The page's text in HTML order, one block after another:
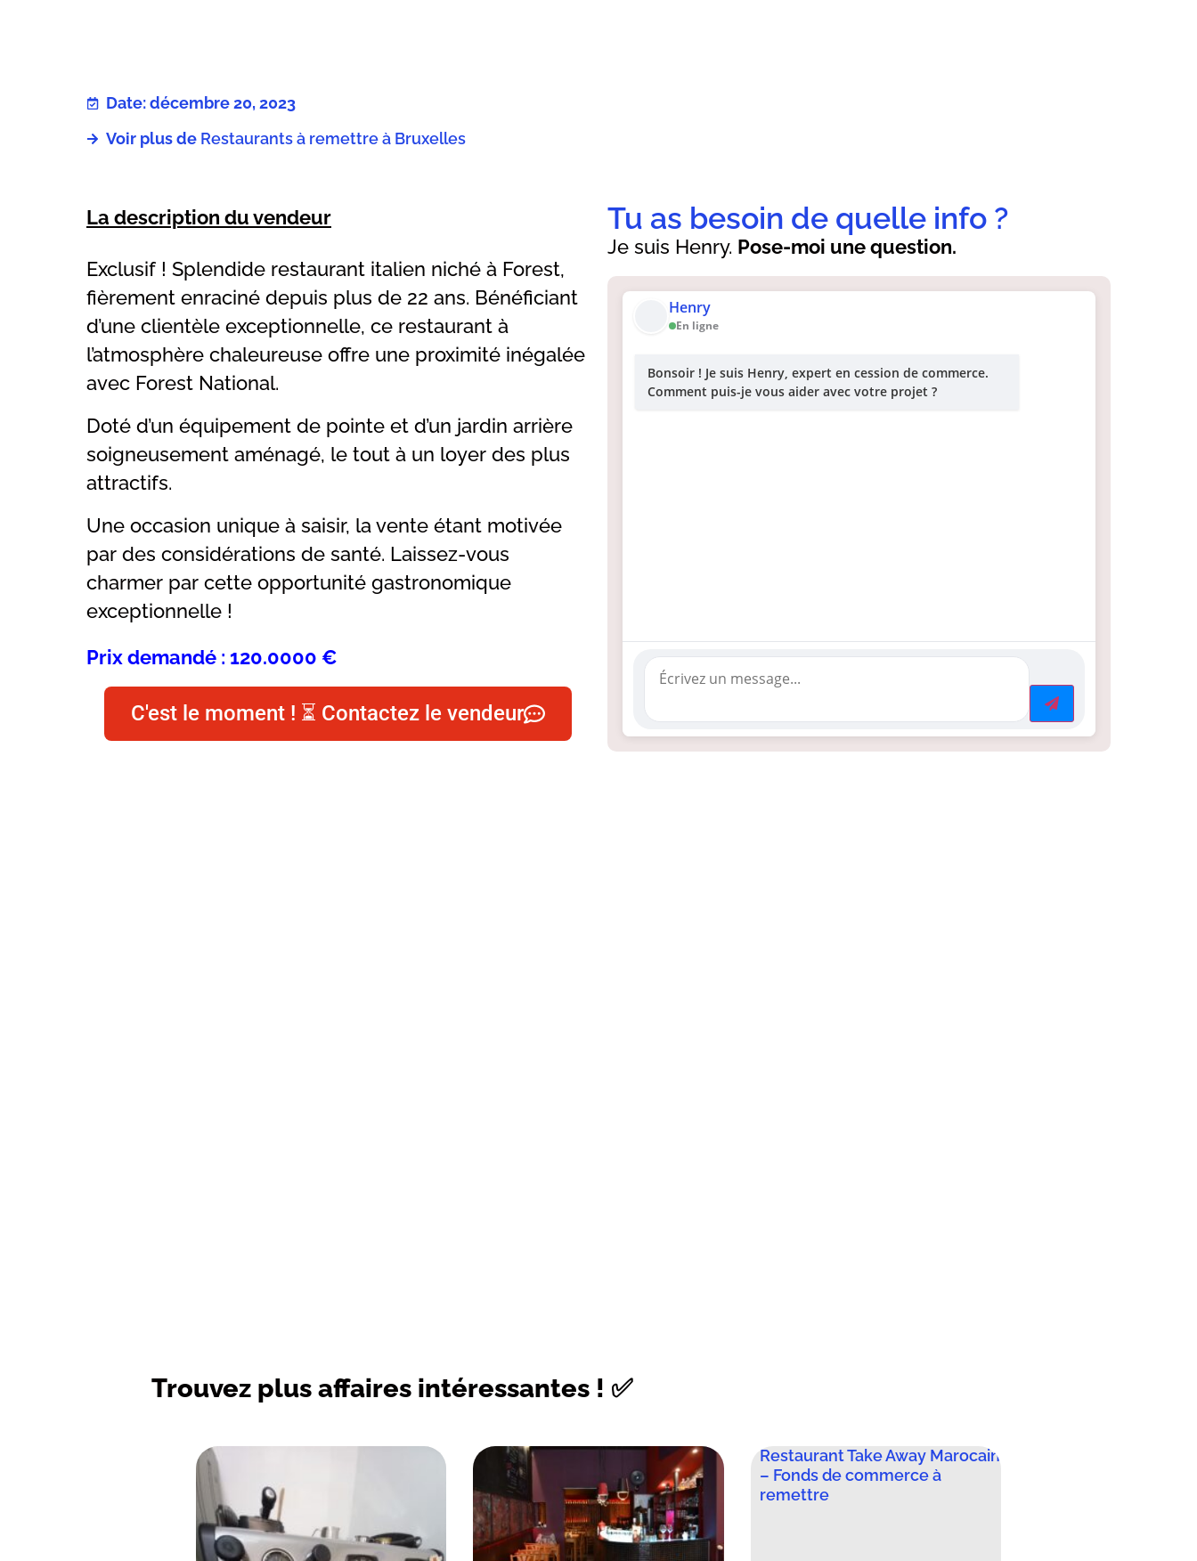
Date: décembre 20, 2023
Voir plus de Restaurants à remettre à Bruxelles
La description du vendeur
Exclusif ! Splendide restaurant italien niché à Forest,
fièrement enraciné depuis plus de 22 ans. Bénéficiant
d’une clientèle exceptionnelle, ce restaurant à
l’atmosphère chaleureuse offre une proximité inégalée
avec Forest National.
Doté d’un équipement de pointe et d’un jardin arrière
soigneusement aménagé, le tout à un loyer des plus
attractifs.
Une occasion unique à saisir, la vente étant motivée
par des considérations de santé. Laissez-vous
charmer par cette opportunité gastronomique
exceptionnelle !
Prix demandé : 120.0000 €
C'est le moment ! ⏳ Contactez le vendeur
Henry
En ligne
Bonsoir ! Je suis Henry, expert en cession de commerce.
Comment puis-je vous aider avec votre projet ?
Je suis Henry. Pose-moi une question.
Tu as besoin de quelle info ?
Trouvez plus affaires intéressantes ! ✅
Restaurant Take Away Marocain
– Fonds de commerce à
remettre